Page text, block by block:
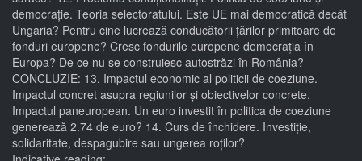
democrație. Teoria selectoratului. Este UE mai democratică decât
Ungaria? Pentru cine lucrează conducătorii țărilor primitoare de
fonduri europene? Cresc fondurile europene democrația în
Europa? De ce nu se construiesc autostrăzi în România?
CONCLUZIE: 13. Impactul economic al politicii de coeziune.
Impactul concret asupra regiunilor și obiectivelor concrete.
Impactul paneuropean. Un euro investit în politica de coeziune
generează 2.74 de euro? 14. Curs de închidere. Investiție,
solidaritate, despagubire sau ungerea roților?